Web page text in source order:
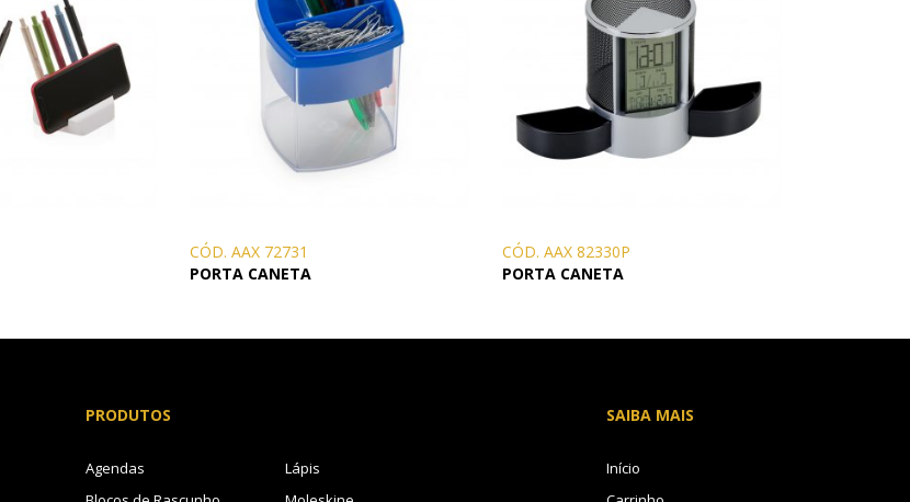
CÓD. AAX 72731
PORTA CANETA
CÓD. AAX 82330P
PORTA CANETA
PRODUTOS
Agendas
Lápis
SAIBA MAIS
Início